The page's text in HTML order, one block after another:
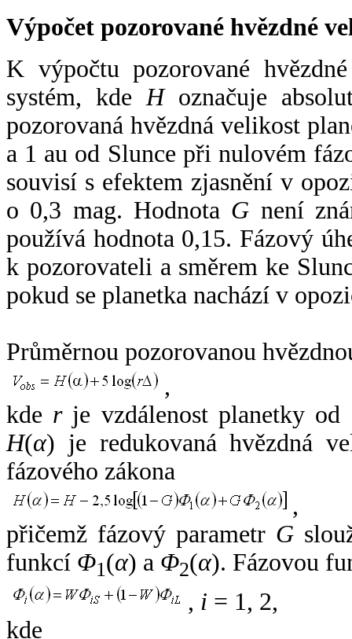
Výpočet pozorované hvězdné
K výpočtu pozorované
systém, kde Hoznačuje
pozorovaná hvězdná velikost
a 1 au od Slunce při nulovém
souvisí s efektem zjasnění v
o 0,3 mag. Hodnota G není
používá hodnota 0,15. Fázový
k pozorovateli a směrem ke
pokud se planetka nachází v
Průměrnou pozorovanou
,
kde rje vzdálenost planetky od
H(α) je redukovaná hvězdná
fázového zákona
,
přičemž fázový parametr G
funkcí Φ1(α) a Φ2(α). Fázovou
, i = 1, 2,
kde